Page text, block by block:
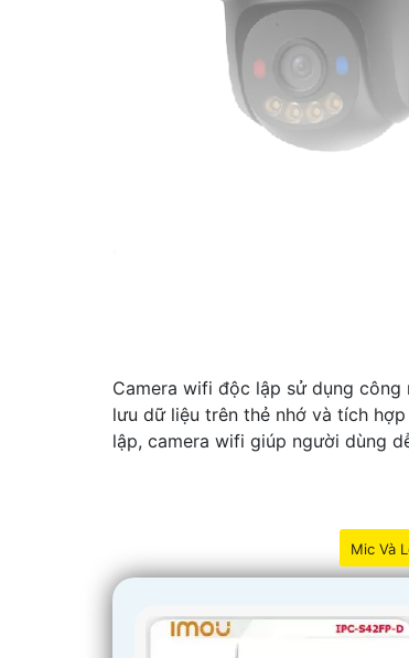
Camera wifi độc lập sử dụng
lưu dữ liệu trên thẻ nhớ và tích
lập, camera wifi giúp người dùng
Mic Và